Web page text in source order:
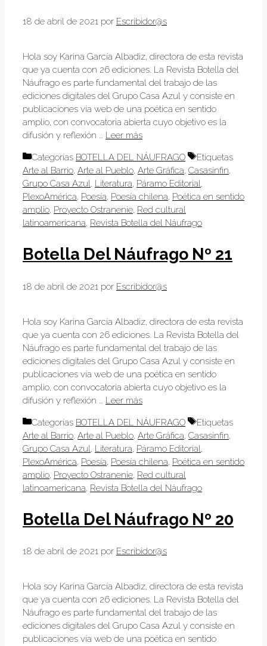
18 de abril de 2021 por Escribidor@s
Hola soy Karina García Albadiz, directora de esta revista
que ya cuenta con 26 ediciones. La Revista Botella del
Náufrago es parte fundamental del trabajo de las
ediciones digitales del Grupo Casa Azul y consiste en
publicaciones vía web de una poética en sentido
amplio, con convocatoria abierta cuyo objetivo es la
difusión y reflexión … Leer más
Categorías BOTELLA DEL NÁUFRAGO
Etiquetas
Arte al Barrio, Arte al Pueblo, Arte Gráfica, Casasinfin,
Grupo Casa Azul, Literatura, Páramo Editorial,
PlexoAmérica, Poesía, Poesía chilena, Poética en sentido
amplio, Proyecto Ostranenie, Red cultural
latinoamericana, Revista Botella del Náufrago
Botella Del Náufrago Nº 21
18 de abril de 2021 por Escribidor@s
Hola soy Karina García Albadiz, directora de esta revista
que ya cuenta con 26 ediciones. La Revista Botella del
Náufrago es parte fundamental del trabajo de las
ediciones digitales del Grupo Casa Azul y consiste en
publicaciones vía web de una poética en sentido
amplio, con convocatoria abierta cuyo objetivo es la
difusión y reflexión … Leer más
Categorías BOTELLA DEL NÁUFRAGO
Etiquetas
Arte al Barrio, Arte al Pueblo, Arte Gráfica, Casasinfin,
Grupo Casa Azul, Literatura, Páramo Editorial,
PlexoAmérica, Poesía, Poesía chilena, Poética en sentido
amplio, Proyecto Ostranenie, Red cultural
latinoamericana, Revista Botella del Náufrago
Botella Del Náufrago Nº 20
18 de abril de 2021 por Escribidor@s
Hola soy Karina García Albadiz, directora de esta revista
que ya cuenta con 26 ediciones. La Revista Botella del
Náufrago es parte fundamental del trabajo de las
ediciones digitales del Grupo Casa Azul y consiste en
publicaciones vía web de una poética en sentido